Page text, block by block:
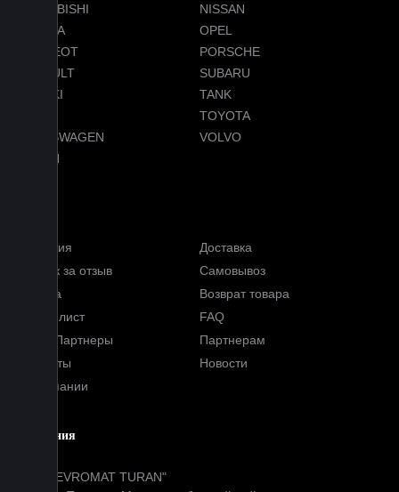
MITSUBISHI
NISSAN
OMODA
OPEL
PEUGEOT
PORSCHE
RENAULT
SUBARU
SUZUKI
TANK
TOYOTA
VOLKSWAGEN
VOLVO
VOYAH
Гарантия
Доставка
Кэшбэк за отзыв
Самовывоз
Оплата
Возврат товара
Прайс-лист
FAQ
Наши Партнеры
Партнерам
Контакты
Новости
О компании
Компания
ООО "EVROMAT TURAN"